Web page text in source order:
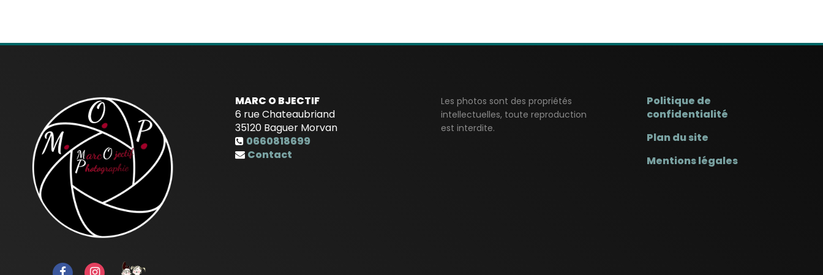
MARC O BJECTIF
6 rue Chateaubriand
35120 Baguer Morvan
0660818699
Contact
Les photos sont des propriétés
intellectuelles, toute reproduction
est interdite.
Politique de
confidentialité
Plan du site
Mentions légales